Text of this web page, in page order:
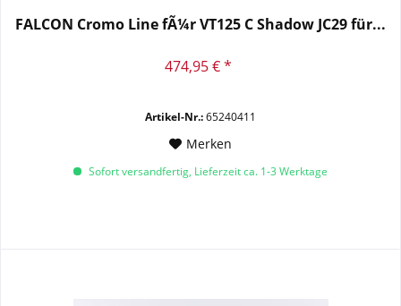
FALCON Cromo Line fÃ¼r VT125 C Shadow JC29 für...
474,95 € *
Artikel-Nr.:65240411
Merken
Sofort versandfertig, Lieferzeit ca. 1-3 Werktage